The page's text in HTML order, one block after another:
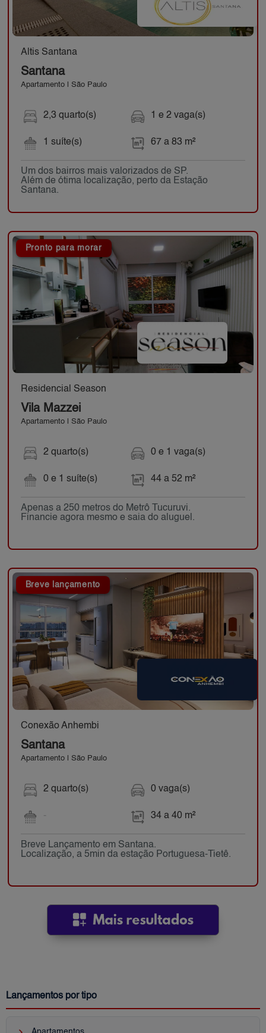
Altis Santana
Santana
Apartamento | São Paulo
2,3 quarto(s)
1 suíte(s)
1 e 2 vaga(s)
67 a 83 m²
Um dos bairros mais valorizados de SP.
Além de ótima localização, perto da Estação
Santana.
Pronto para morar
Residencial Season
Vila Mazzei
Apartamento | São Paulo
2 quarto(s)
0 e 1 suíte(s)
0 e 1 vaga(s)
44 a 52 m²
Apenas a 250 metros do Metrô Tucuruvi.
Financie agora mesmo e saia do aluguel.
Breve lançamento
Conexão Anhembi
Santana
Apartamento | São Paulo
2 quarto(s)
-
0 vaga(s)
34 a 40 m²
Breve Lançamento em Santana.
Localização, a 5min da estação Portuguesa-Tietê.
Lançamentos por tipo